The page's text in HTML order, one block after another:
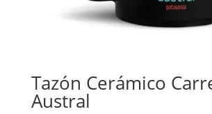
Tazón Cerámico
Austral